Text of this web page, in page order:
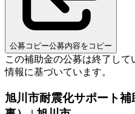
公募コピー公募内容をコピー
この補助金の公募は終了して
情報に基づいています。
旭川市耐震化サポート